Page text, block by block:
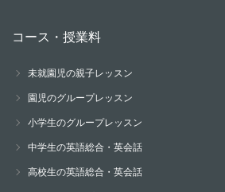
コース・授業料
未就園児の親子レッスン
園児のグループレッスン
小学生のグループレッスン
中学生の英語総合・英会話
高校生の英語総合・英会話